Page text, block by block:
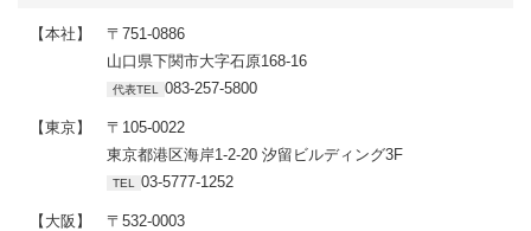
【本社】
〒751-0886
山口県下関市大字石原168-16
代表TEL 083-257-5800
【東京】
〒105-0022
東京都港区海岸1-2-20 汐留ビルディング3F
TEL 03-5777-1252
【大阪】
〒532-0003